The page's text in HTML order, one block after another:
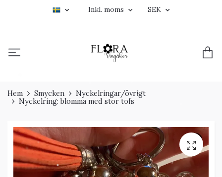
Inkl. moms SEK
Hem Smycken
Nyckelringar/övrigt
Nyckelring: blomma med stor tofs